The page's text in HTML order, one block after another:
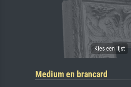
Medium en brancard